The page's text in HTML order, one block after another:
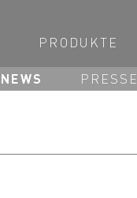
PRODUKTE
NEWS PRESSE